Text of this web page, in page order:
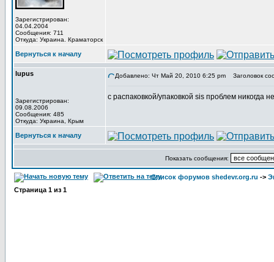
Зарегистрирован:
04.04.2004
Сообщения: 711
Откуда: Украина. Краматорск
Вернуться к началу
lupus
Зарегистрирован:
09.08.2006
Сообщения: 485
Откуда: Украина, Крым
Добавлено: Чт Май 20, 2010 6:25 pm Заголовок
с распаковкой/упаковкой sis проблем никогда
Вернуться к началу
Показать сообщения:
Список форумов shedevr.org.ru ->
Страница 1 из 1